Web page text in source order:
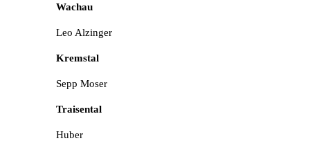
Wachau
Leo Alzinger
Kremstal
Sepp Moser
Traisental
Huber